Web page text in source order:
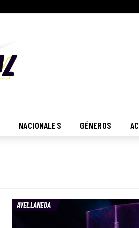
NACIONALES GÉNEROS
AVELLANEDA